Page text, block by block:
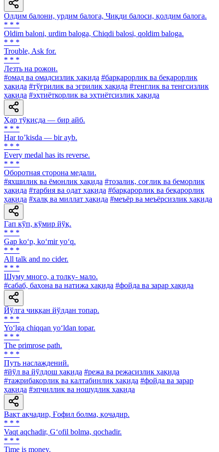
Олдим балони, урдим балога, Чиқди балоси, қолдим балога.
* * *
Oldim baloni, urdim baloga, Chiqdi balosi, qoldim baloga.
* * *
Trouble, Ask for.
* * *
Лезть на рожон.
#омад ва омадсизлик ҳақида #барқарорлик ва беқарорлик
ҳақида #тўғрилик ва эгрилик ҳақида #тенглик ва тенгсизлик
ҳақида #эҳтиёткорлик ва эҳтиётсизлик ҳақида
Ҳар тўкисда — бир айб.
* * *
Har toʼkisda — bir ayb.
* * *
Every medal has its reverse.
* * *
Оборотная сторона медали.
#яхшилик ва ёмонлик ҳақида #тозалик, соғлик ва беморлик
ҳақида #тарбия ва одат ҳақида #барқарорлик ва беқарорлик
ҳақида #халқ ва миллат ҳақида #меъёр ва меъёрсизлик ҳақида
Гап кўп, кўмир йўқ.
* * *
Gap ko‘p, ko‘mir yo‘q.
* * *
All talk and no cider.
* * *
Шуму много, а толку- мало.
#сабаб, баҳона ва натижа ҳақида #фойда ва зарар ҳақида
Йўлга чиққан йўлдан топар.
* * *
Yo‘lga chiqqan yo‘ldan topar.
* * *
The primrose path.
* * *
Путь наслаждений.
#йўл ва йўлдош ҳақида #режа ва режасизлик ҳақида
#тажрибакорлик ва калтабинлик ҳақида #фойда ва зарар
ҳақида #эпчиллик ва ношудлик ҳақида
Вақт ақчадир, Ғофил болма, қочадир.
* * *
Vaqt aqchadir, G‘ofil bolma, qochadir.
* * *
Time is money.